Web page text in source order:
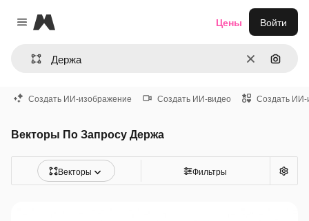
Close menu
Magnific
ОчиститьПоиск
Цены Войти
Создать ИИ-изображение Создать ИИ-видео Создать ИИ-
Векторы По Запросу Держа
Векторы Фильтры